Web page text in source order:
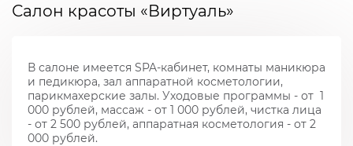
Салон красоты «Виртуаль»
В салоне имеется SPA-кабинет, комнаты маникюра
и педикюра, зал аппаратной косметологии,
парикмахерские залы. Уходовые программы - от 1
000 рублей, массаж - от 1 000 рублей, чистка лица
- от 2 500 рублей, аппаратная косметология - от 2
000 рублей.